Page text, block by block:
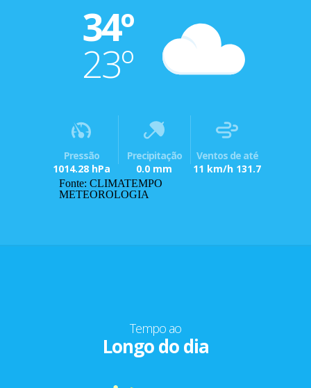
34º
23º
Pressão
1014.28 hPa
Precipitação
0.0 mm
Ventos de até
11 km/h 131.7
Fonte: CLIMATEMPO
METEOROLOGIA
Tempo ao
Longo do dia